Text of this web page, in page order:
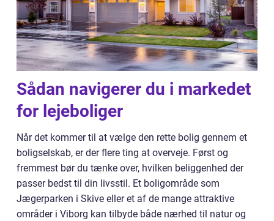
Sådan navigerer du i markedet
for lejeboliger
Når det kommer til at vælge den rette bolig gennem et
boligselskab, er der flere ting at overveje. Først og
fremmest bør du tænke over, hvilken beliggenhed der
passer bedst til din livsstil. Et boligområde som
Jægerparken i Skive eller et af de mange attraktive
områder i Viborg kan tilbyde både nærhed til natur og